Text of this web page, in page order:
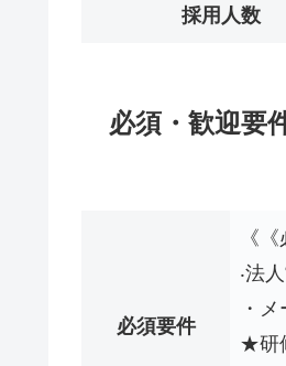
採用人数
必須・歓迎要
必須要件
《
‧法
・
★研